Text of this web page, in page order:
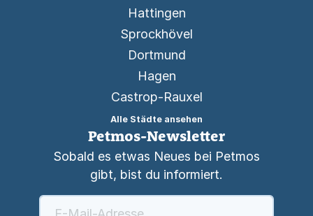
Hattingen
Sprockhövel
Dortmund
Hagen
Castrop-Rauxel
Alle Städte ansehen
Petmos-Newsletter
Sobald es etwas Neues bei Petmos
gibt, bist du informiert.